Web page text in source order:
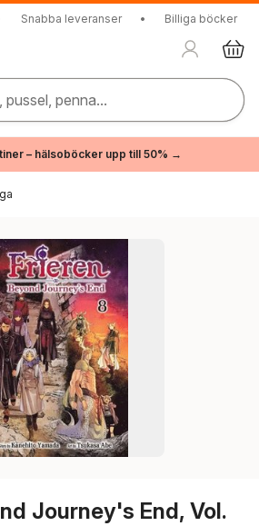
Snabba leveranser • Billiga böcker
pussel, penna...
– hälsoböcker upp till 50% →
Journey's End, Vol.